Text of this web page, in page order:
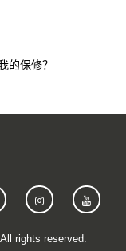
的保修？
rights reserved.